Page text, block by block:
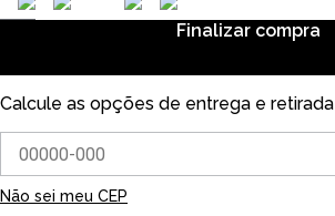
Finalizar compra
Calcule as opções de entrega e retirada
Não sei meu CEP